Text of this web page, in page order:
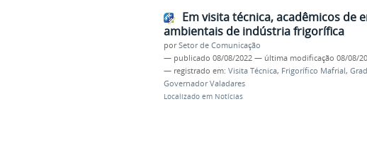
Em visita técnica, acadêmicos de
ambientais de indústria frigorífica
porSetor de Comunicação
— publicado 08/08/2022 — última modificação 08/08/
— registrado em: Visita Técnica, Frigorífico Mafrial,
Governador Valadares
Localizado em Notícias